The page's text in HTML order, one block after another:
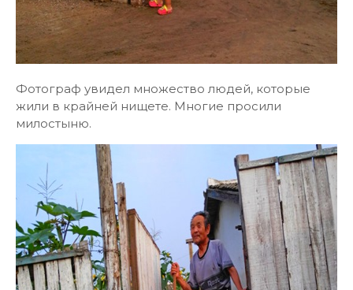
Фотограф увидел множество людей, которые
жили в крайней нищете. Многие просили
милостыню.